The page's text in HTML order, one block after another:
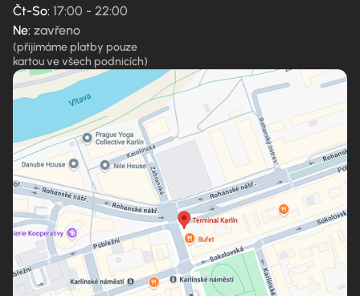
Čt-So: 17:00 - 22:00
Ne: zavřeno
(přijímáme platby pouze
kartou ve všech podnicích)